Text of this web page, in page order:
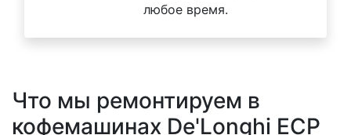
любое время.
Что мы ремонтируем в
кофемашинах De'Longhi ECP